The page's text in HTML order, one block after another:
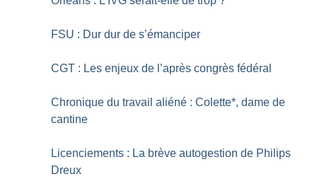
FSU : Dur dur de s’émanciper
CGT : Les enjeux de l’après congrès fédéral
Chronique du travail aliéné : Colette*, dame de
cantine
Licenciements : La brève autogestion de Philips
Dreux